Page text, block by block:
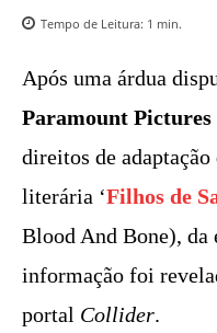
Tempo de Leitura: 1 min.
Após uma árdua
Paramount Pictures
direitos de
literária ‘Filhos de
Blood And Bone), da
informação foi
portal Collider.